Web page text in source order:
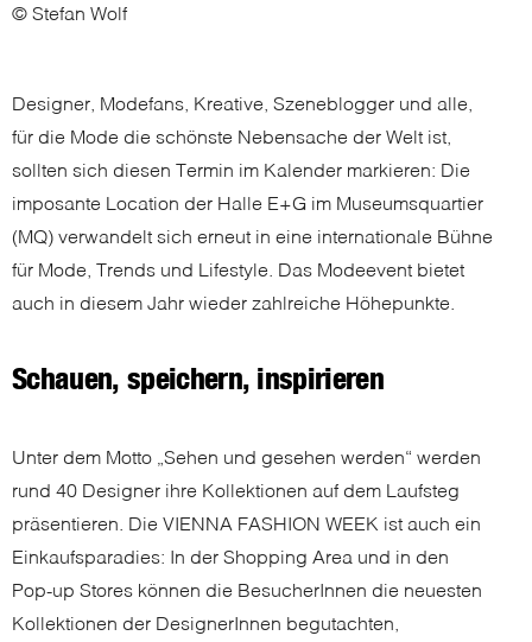
© Stefan Wolf
Designer, Modefans, Kreative, Szeneblogger und alle,
für die Mode die schönste Nebensache der Welt ist,
sollten sich diesen Termin im Kalender markieren: Die
imposante Location der Halle E+G im Museumsquartier
(MQ) verwandelt sich erneut in eine internationale Bühne
für Mode, Trends und Lifestyle. Das Modeevent bietet
auch in diesem Jahr wieder zahlreiche Höhepunkte.
Schauen, speichern, inspirieren
Unter dem Motto „Sehen und gesehen werden“ werden
rund 40 Designer ihre Kollektionen auf dem Laufsteg
präsentieren. Die VIENNA FASHION WEEK ist auch ein
Einkaufsparadies: In der Shopping Area und in den
Pop-up Stores können die BesucherInnen die neuesten
Kollektionen der DesignerInnen begutachten,